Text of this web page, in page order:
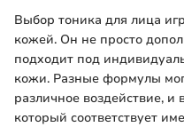
Выбор тоника для лица
кожей. Он не просто
подходит под
кожи. Разные формулы
различное воздействие, и
который соответствует